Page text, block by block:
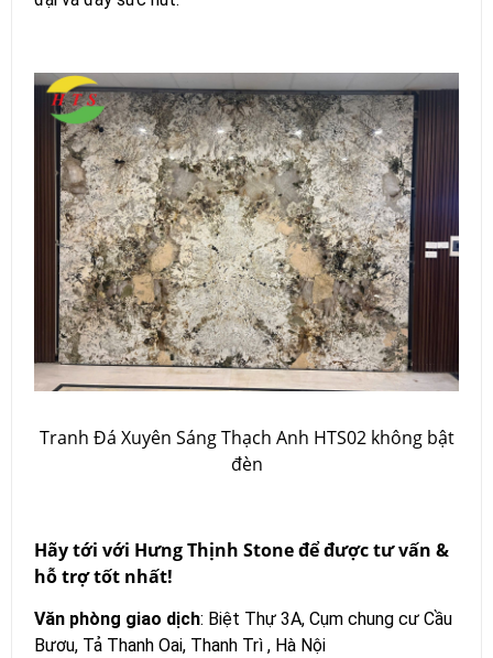
Tranh Đá Xuyên Sáng Thạch Anh HTS02 không bật
đèn
Hãy tới với Hưng Thịnh Stone để được tư vấn &
hỗ trợ tốt nhất!
Văn phòng giao dịch: Biệt Thự 3A, Cụm chung cư Cầu
Bươu, Tả Thanh Oai, Thanh Trì , Hà Nội